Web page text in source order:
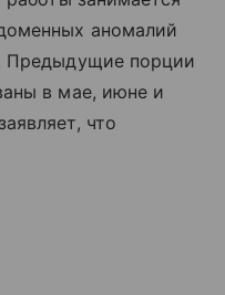
аномалий
Предыдущие порции
в мае, июне и
что